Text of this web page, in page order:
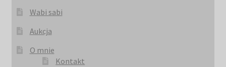
Wabi sabi
Aukcja
O mnie
Kontakt